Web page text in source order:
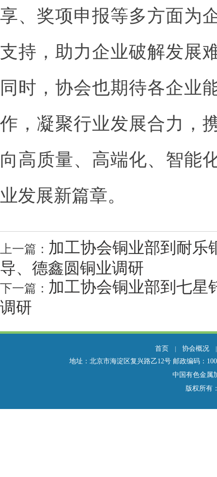
享、奖项申报等多方面为
支持，助力企业破解发展
同时，协会也期待各企业
作，凝聚行业发展合力，
向高质量、高端化、智能
业发展新篇章。
上一篇： 加工协会铜业部到耐乐
导、德鑫圆铜业调研
下一篇： 加工协会铜业部到七星
调研
首页 协会概况
地址：北京市海淀区复兴路乙12号 邮政编码：
中国有色金属
版权所有